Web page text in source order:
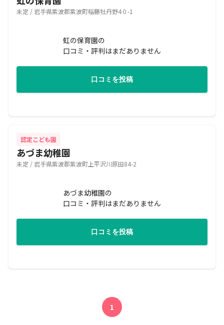
未定 / 岩手県紫波郡紫波町稲藤牡丹野4０-1
虹の保育園の
口コミ・評判はまだありません
口コミを投稿
認定こども園
あづま幼稚園
未定 / 岩手県紫波郡紫波町上平沢川原田84-2
あづま幼稚園の
口コミ・評判はまだありません
口コミを投稿
1